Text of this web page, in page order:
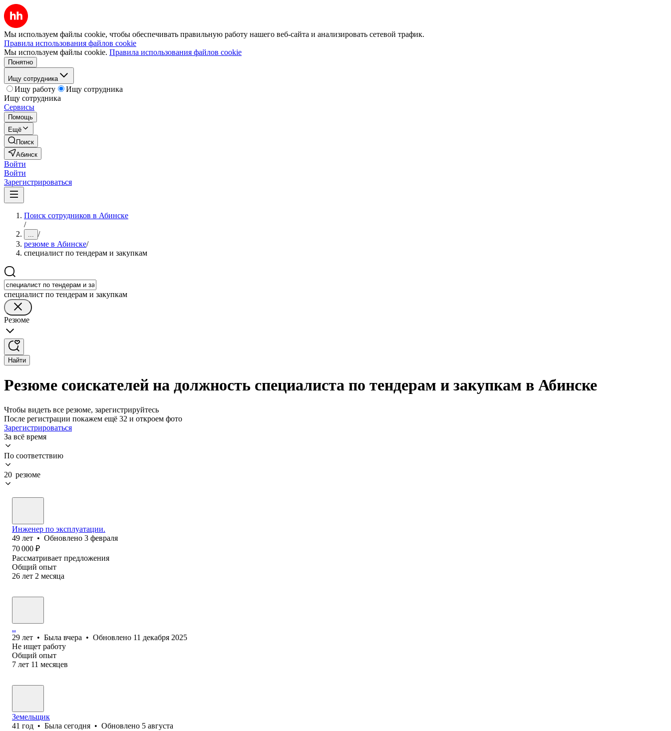
Мы используем файлы cookie, чтобы обеспечивать правильную работу нашего веб-сайта и анализировать сетевой трафик.
Правила использования файлов cookie
Мы используем файлы cookie. Правила использования файлов cookie
Понятно
Ищу сотрудника
Ищу работу
Ищу сотрудника
Ищу сотрудника
Сервисы
Помощь
Ещё
Поиск
Абинск
Войти
Войти
Зарегистрироваться
Поиск сотрудников в Абинске
/
... /
резюме в Абинске/
специалист по тендерам и закупкам
специалист по тендерам и закупкам
Резюме
Найти
Резюме соискателей на должность специалиста по тендерам и закупкам в Абинске
Чтобы видеть все резюме, зарегистрируйтесь
После регистрации покажем ещё 32 и откроем фото
Зарегистрироваться
За всё время
По соответствию
20 резюме
Инженер по эксплуатации.
49 лет • Обновлено 3 февраля
70 000 ₽
Рассматривает предложения
Общий опыт
26 лет 2 месяца
..
29 лет • Была вчера • Обновлено 11 декабря 2025
Не ищет работу
Общий опыт
7 лет 11 месяцев
Земельщик
41 год • Была сегодня • Обновлено 5 августа